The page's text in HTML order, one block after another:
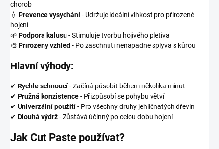
chorob
💧 Prevence vysychání- Udržuje ideální vlhkost pro přirozené
hojení
🌱 Podpora kalusu- Stimuluje tvorbu hojivého pletiva
🎨 Přirozený vzhled - Po zaschnutí nenápadně splývá s kůrou
Hlavní výhody:
✔ Rychle schnoucí- Začíná působit během několika minut
✔ Pružná konzistence- Přizpůsobí se pohybu větví
✔ Univerzální použití- Pro všechny druhy jehličnatých dřevin
✔ Dlouhá výdrž- Zůstává účinný po celou dobu hojení
Jak Cut Paste používat?